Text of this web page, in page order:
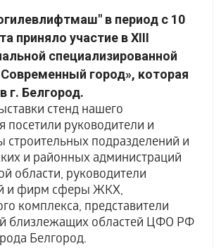
в период с 10
приняло участие в XIII
специализированной
город», которая
г. Белгород.
стенд нашего
посетили руководители и
строительных подразделений и
и районных администраций
области, руководители
и фирм сферы ЖКХ,
комплекса, представители
близлежащих областей ЦФО РФ
Белгород.